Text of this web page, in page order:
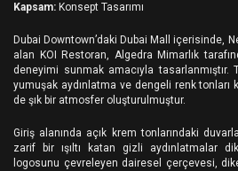
Kapsam: Konsept Tasarımı
Dubai Downtown’daki Dubai Mall içerisinde,
alan KOI Restoran, Algedra Mimarlık
deneyimi sunmak amacıyla tasarlanmıştır.
yumuşak aydınlatma ve dengeli renk tonları
de şık bir atmosfer oluşturulmuştur.
Giriş alanında açık krem tonlarındaki
zarif bir ışıltı katan gizli aydınlatmalar
logosunu çevreleyen dairesel çerçevesi,